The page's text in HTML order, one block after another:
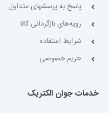
پاسخ به پرسشهای متداول
رویه‌های بازگردانی کالا
شرایط استفاده
حریم خصوصی
خدمات جوان الکتریک